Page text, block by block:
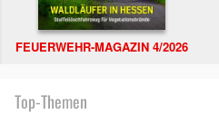
FEUERWEHR-MAGAZIN 4/2026
Top-Themen